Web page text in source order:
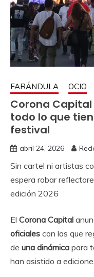
FARÁNDULA OCIO
Corona
todo lo que
festival
abril 24, 2026
Sin cartel ni artistas
espera robar
edición 2026
El Corona Capital
oficiales con las que
de una dinámica para
han asistido a